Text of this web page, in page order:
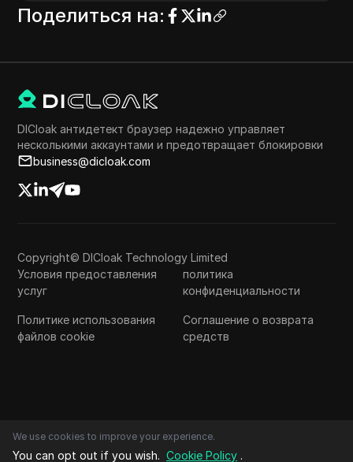
Поделиться на:
DICloak антидетект браузер надежно управляет
несколькими аккаунтами и предотвращает блокировки
business@dicloak.com
Copyright© DICloak Technology Limited
Условия предоставления
услуг
политика
конфиденциальности
Политике использования
файлов cookie
Соглашение о возврата
средств
We use cookies to improve your experience.
You can opt out if you wish. Cookie Policy .